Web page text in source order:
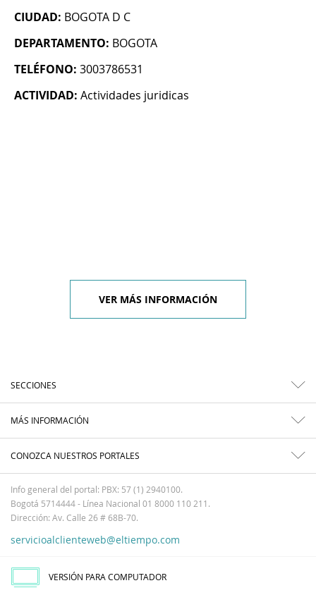
CIUDAD: BOGOTA D C
DEPARTAMENTO: BOGOTA
TELÉFONO: 3003786531
ACTIVIDAD: Actividades juridicas
VER MÁS INFORMACIÓN
SECCIONES
MÁS INFORMACIÓN
CONOZCA NUESTROS PORTALES
Info general del portal: PBX: 57 (1) 2940100.
Bogotá 5714444 - Línea Nacional 01 8000 110 211.
Dirección: Av. Calle 26 # 68B-70.
servicioalclienteweb@eltiempo.com
VERSIÓN PARA COMPUTADOR